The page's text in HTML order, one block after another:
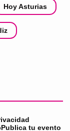
Hoy Asturias
Publica tu evento